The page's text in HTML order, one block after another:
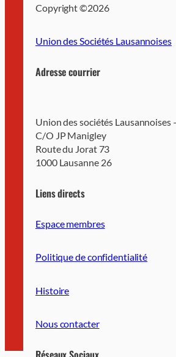
Copyright ©2026
Union des Sociétés Lausannoises
Adresse courrier
Union des sociétés Lausannoises
C/O JP Manigley
Route du Jorat 73
1000 Lausanne 26
Liens directs
Espace membres
Politique de confidentialité
Histoire
Nous contacter